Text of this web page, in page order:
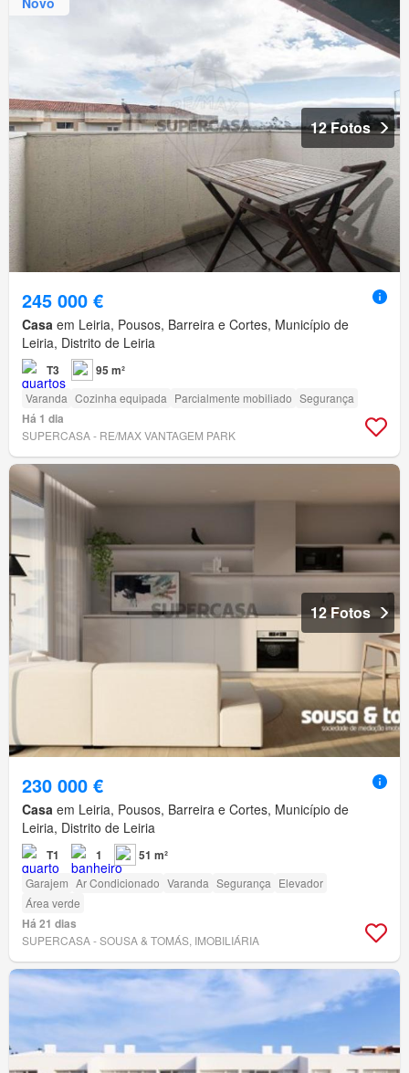
12 Fotos
245 000 €
Casa em Leiria, Pousos, Barreira e Cortes, Município de
Leiria, Distrito de Leiria
T3 95 m²
Varanda Cozinha equipada Parcialmente mobiliado Segurança
Há 1 dia
SUPERCASA - RE/MAX VANTAGEM PARK
12 Fotos
230 000 €
Casa em Leiria, Pousos, Barreira e Cortes, Município de
Leiria, Distrito de Leiria
T1 1 51 m²
Garajem Ar Condicionado Varanda Segurança Elevador
Área verde
Há 21 dias
SUPERCASA - SOUSA & TOMÁS, IMOBILIÁRIA